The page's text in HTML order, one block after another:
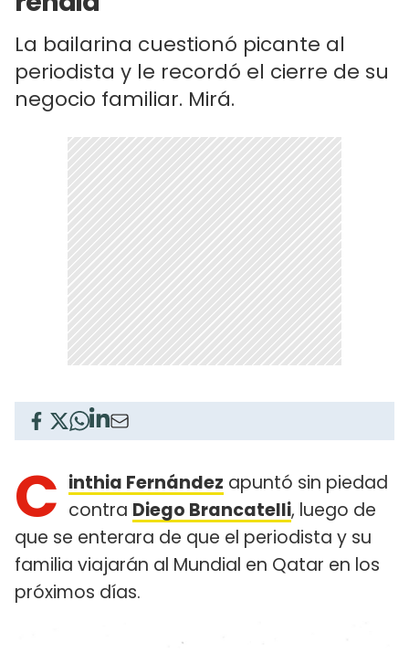
La bailarina cuestionó picante al
periodista y le recordó el cierre de su
negocio familiar. Mirá.
C inthia Fernández apuntó sin piedad
contra Diego Brancatelli, luego de
que se enterara de que el periodista y su
familia viajarán al Mundial en Qatar en los
próximos días.